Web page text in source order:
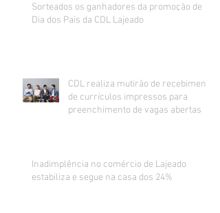
Sorteados os ganhadores da promoção de
Dia dos Pais da CDL Lajeado
CDL realiza mutirão de recebimento
de currículos impressos para
preenchimento de vagas abertas
Inadimplência no comércio de Lajeado
estabiliza e segue na casa dos 24%